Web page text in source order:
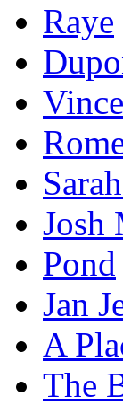
Raye
Josh
Pond
Jan
A
The